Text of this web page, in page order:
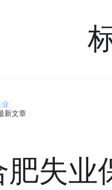
新文章
肥失业